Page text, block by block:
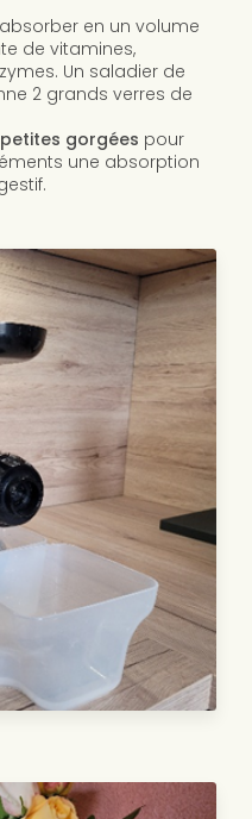
en un volume
de vitamines,
Un saladier de
2 grands verres de
gorgées pour
une absorption